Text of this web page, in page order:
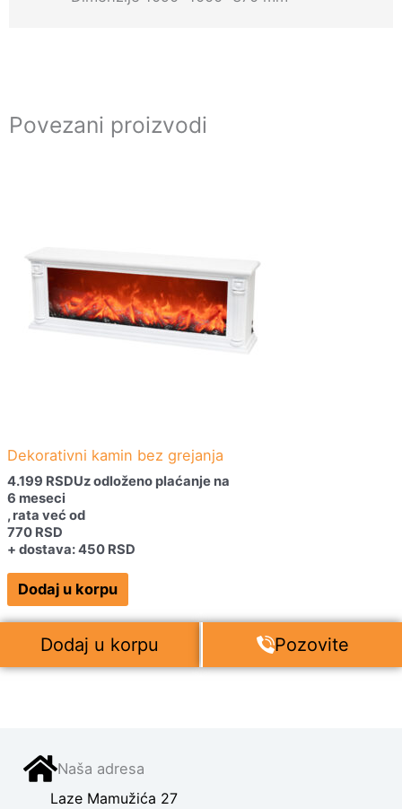
Povezani proizvodi
Dekorativni kamin bez grejanja
4.199 RSDUz odloženo plaćanje na
6 meseci
, rata već od
770 RSD
+ dostava: 450 RSD
Dodaj u korpu
Dodaj u korpu Pozovite
Naša adresa
Laze Mamužića 27